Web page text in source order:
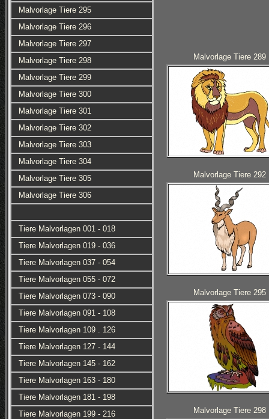
Malvorlage Tiere 295
Malvorlage Tiere 296
Malvorlage Tiere 297
Malvorlage Tiere 298
Malvorlage Tiere 299
Malvorlage Tiere 300
Malvorlage Tiere 301
Malvorlage Tiere 302
Malvorlage Tiere 303
Malvorlage Tiere 304
Malvorlage Tiere 305
Malvorlage Tiere 306
Tiere Malvorlagen 001 - 018
Tiere Malvorlagen 019 - 036
Tiere Malvorlagen 037 - 054
Tiere Malvorlagen 055 - 072
Tiere Malvorlagen 073 - 090
Tiere Malvorlagen 091 - 108
Tiere Malvorlagen 109 . 126
Tiere Malvorlagen 127 - 144
Tiere Malvorlagen 145 - 162
Tiere Malvorlagen 163 - 180
Tiere Malvorlagen 181 - 198
Tiere Malvorlagen 199 - 216
Malvorlage Tiere 289
Malvorlage Tiere 292
Malvorlage Tiere 295
Malvorlage Tiere 298